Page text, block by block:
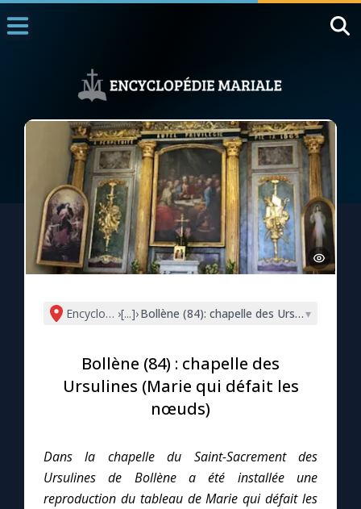
1000 Raisons de Croire
L'actualité de la semaine
La chaîne Youtube
La newsletter
La vidéo de la semaine
Le site internet
Encyclopédie mariale
›[...]›Bollène (84): chapelle des Ursulines
▾
Bollène (84) : chapelle des
Ursulines (Marie qui défait les
nœuds)
Dans la chapelle du Saint-Sacrement des
Ursulines de Bollène a été installée une
reproduction du tableau de Marie qui défait les